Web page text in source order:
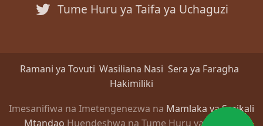
Tume Huru ya Taifa ya Uchaguzi
Ramani ya Tovuti Wasiliana Nasi Sera ya Faragha
Hakimiliki
Imesanifiwa na Imetengenezwa na Mamlaka ya Serikali
Mtandao Huendeshwa na Tume Huru ya Taifa ya